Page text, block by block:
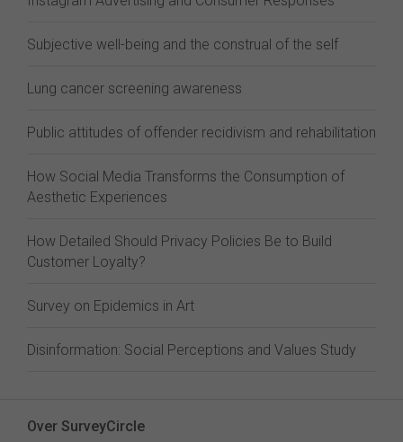
Subjective well-being and the construal of the self
Lung cancer screening awareness
Public attitudes of offender recidivism and rehabilitation
How Social Media Transforms the Consumption of
Aesthetic Experiences
How Detailed Should Privacy Policies Be to Build
Customer Loyalty?
Survey on Epidemics in Art
Disinformation: Social Perceptions and Values Study
Over SurveyCircle